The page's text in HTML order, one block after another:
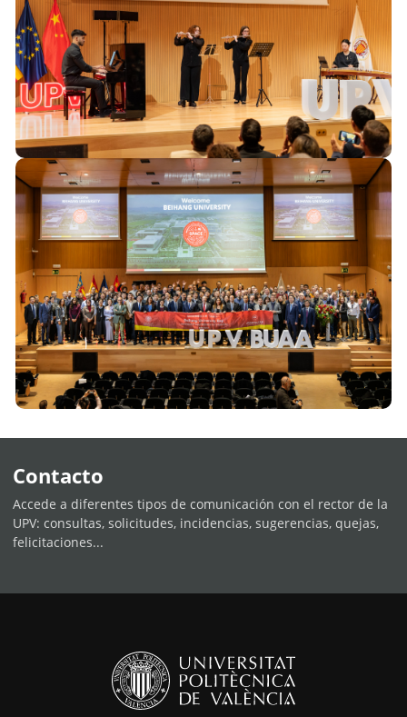
Contacto
Accede a diferentes tipos de comunicación con el rector de la
UPV: consultas, solicitudes, incidencias, sugerencias, quejas,
felicitaciones...